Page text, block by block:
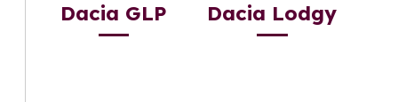
Dacia GLP Dacia Lodgy